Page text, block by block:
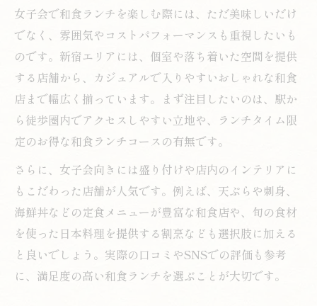
女子会で和食ランチを楽しむ際には、ただ美味しいだけ
でなく、雰囲気やコストパフォーマンスも重視したいも
のです。新宿エリアには、個室や落ち着いた空間を提供
する店舗から、カジュアルで入りやすいおしゃれな和食
店まで幅広く揃っています。まず注目したいのは、駅か
ら徒歩圏内でアクセスしやすい立地や、ランチタイム限
定のお得な和食ランチコースの有無です。
さらに、女子会向きには盛り付けや店内のインテリアに
もこだわった店舗が人気です。例えば、天ぷらや刺身、
海鮮丼などの定食メニューが豊富な和食店や、旬の食材
を使った日本料理を提供する割烹なども選択肢に加える
と良いでしょう。実際の口コミやSNSでの評価も参考
に、満足度の高い和食ランチを選ぶことが大切です。